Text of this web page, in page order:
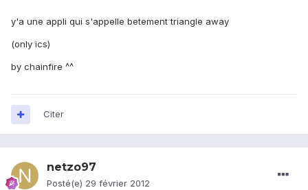
y'a une appli qui s'appelle betement triangle away
(only ics)
by chainfire ^^
Citer
netzo97
Posté(e) 29 février 2012